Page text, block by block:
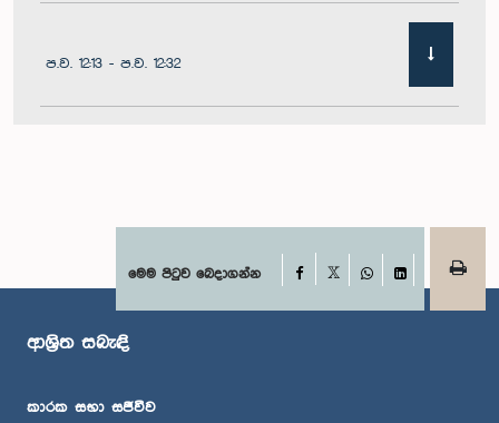
ප.ව. 12:13 - ප.ව. 12:32
ප.ව. 1:10 - ප.ව. 1:21මෙම පිටුව බෙදාගන්න Facebook
WhatsApp
LinkedIn
ආශ්‍රිත සබැඳි
කාරක සභා සජීවීව